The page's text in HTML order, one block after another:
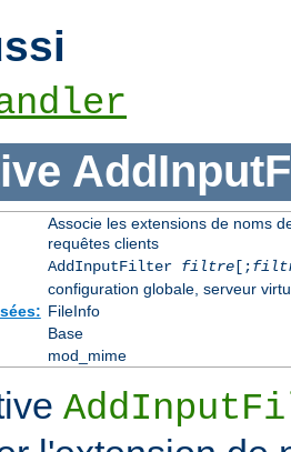
Associe les extensions de noms
requêtes clients
AddInputFilter filtre[;
configuration globale, serveur
FileInfo
Base
mod_mime